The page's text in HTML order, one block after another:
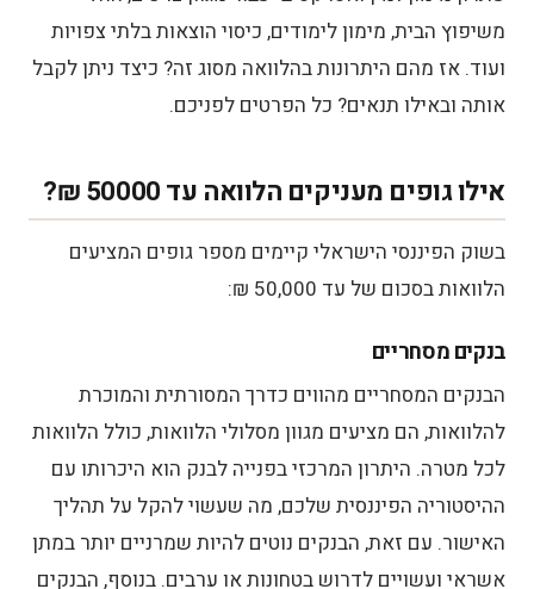
יתרונות וחסרונות של הלוואה עד 50,000 ₪
חסרונות:
סוגי הלוואות עד 50,000 ₪
טיפים חשובים לקבלת הלוואה עד 50000 ₪
איך מגישים בקשה לקבלת הלוואה עד 50000 ₪?
50000 ₪
שלב 2 - איסוף מסמכים נדרשים להלוואה עד
50000 ₪
משיפוץ הבית, מימון לימודים, כיסוי הוצאות בלתי צפויות
ועוד. אז מהם היתרונות בהלוואה מסוג זה? כיצד ניתן לקבל
אותה ובאילו תנאים? כל הפרטים לפניכם.
אילו גופים מעניקים הלוואה עד 50000 ₪?
בשוק הפיננסי הישראלי קיימים מספר גופים המציעים
הלוואות בסכום של עד 50,000 ₪:
בנקים מסחריים
הבנקים המסחריים מהווים כדרך המסורתית והמוכרת
להלוואות, הם מציעים מגוון מסלולי הלוואות, כולל הלוואות
לכל מטרה. היתרון המרכזי בפנייה לבנק הוא היכרותו עם
ההיסטוריה הפיננסית שלכם, מה שעשוי להקל על תהליך
האישור. עם זאת, הבנקים נוטים להיות שמרניים יותר במתן
אשראי ועשויים לדרוש בטחונות או ערבים. בנוסף, הבנקים